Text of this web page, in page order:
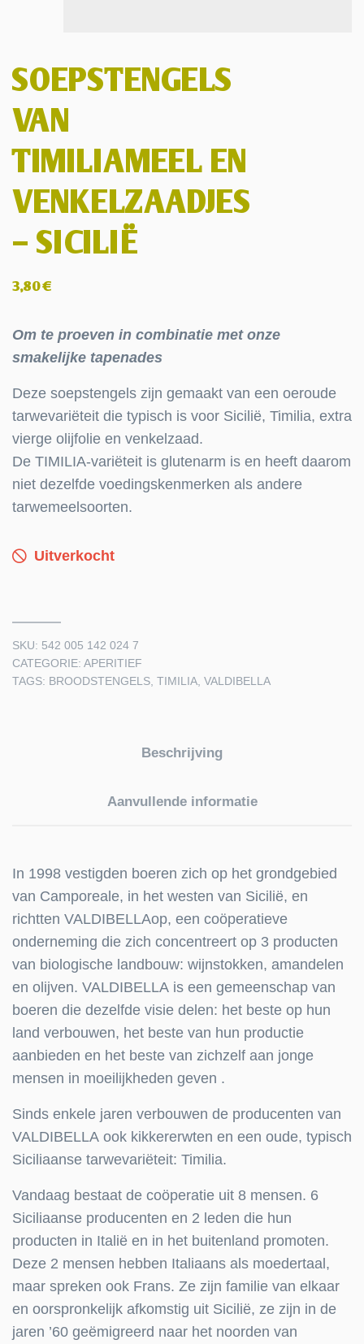
SOEPSTENGELS
VAN
TIMILIAMEEL EN
VENKELZAADJES
– SICILIË
3,80€
Om te proeven in combinatie met onze
smakelijke tapenades
Deze soepstengels zijn gemaakt van een oeroude
tarwevariëteit die typisch is voor Sicilië, Timilia, extra
vierge olijfolie en venkelzaad.
De TIMILIA-variëteit is glutenarm is en heeft daarom
niet dezelfde voedingskenmerken als andere
tarwemeelsoorten.
Uitverkocht
SKU: 542 005 142 024 7
CATEGORIE: APERITIEF
TAGS: BROODSTENGELS TIMILIA VALDIBELLA
Beschrijving
Aanvullende informatie
In 1998 vestigden boeren zich op het grondgebied
van Camporeale, in het westen van Sicilië, en
richtten VALDIBELLAop, een coöperatieve
onderneming die zich concentreert op 3 producten
van biologische landbouw: wijnstokken, amandelen
en olijven. VALDIBELLA is een gemeenschap van
boeren die dezelfde visie delen: het beste op hun
land verbouwen, het beste van hun productie
aanbieden en het beste van zichzelf aan jonge
mensen in moeilijkheden geven .
Sinds enkele jaren verbouwen de producenten van
VALDIBELLA ook kikkererwten en een oude, typisch
Siciliaanse tarwevariëteit: Timilia.
Vandaag bestaat de coöperatie uit 8 mensen. 6
Siciliaanse producenten en 2 leden die hun
producten in Italië en in het buitenland promoten.
Deze 2 mensen hebben Italiaans als moedertaal,
maar spreken ook Frans. Ze zijn familie van elkaar
en oorspronkelijk afkomstig uit Sicilië, ze zijn in de
jaren ’60 geëmigreerd naar het noorden van